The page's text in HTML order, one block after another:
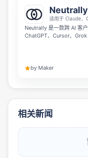
Neutrally
适用于 Claude、
Neutrally 是一款跨 AI 客
ChatGPT、Cursor、Grok
by Maker
相关新闻